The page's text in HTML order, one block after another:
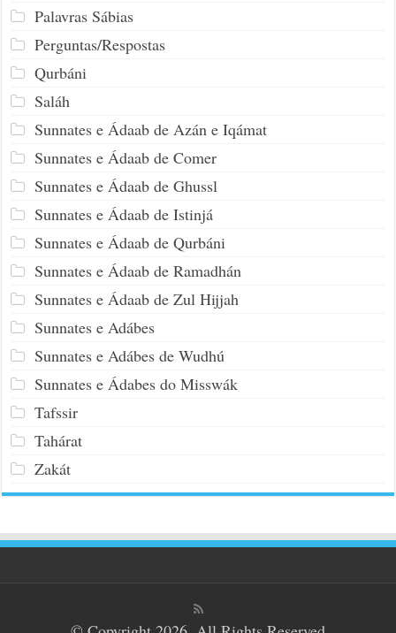
Palavras Sábias
Perguntas/Respostas
Qurbáni
Saláh
Sunnates e Ádaab de Azán e Iqámat
Sunnates e Ádaab de Comer
Sunnates e Ádaab de Ghussl
Sunnates e Ádaab de Istinjá
Sunnates e Ádaab de Qurbáni
Sunnates e Ádaab de Ramadhán
Sunnates e Ádaab de Zul Hijjah
Sunnates e Adábes
Sunnates e Adábes de Wudhú
Sunnates e Ádabes do Misswák
Tafssir
Tahárat
Zakát